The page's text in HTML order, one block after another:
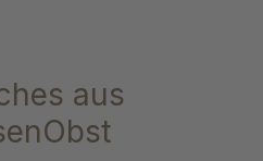
aus